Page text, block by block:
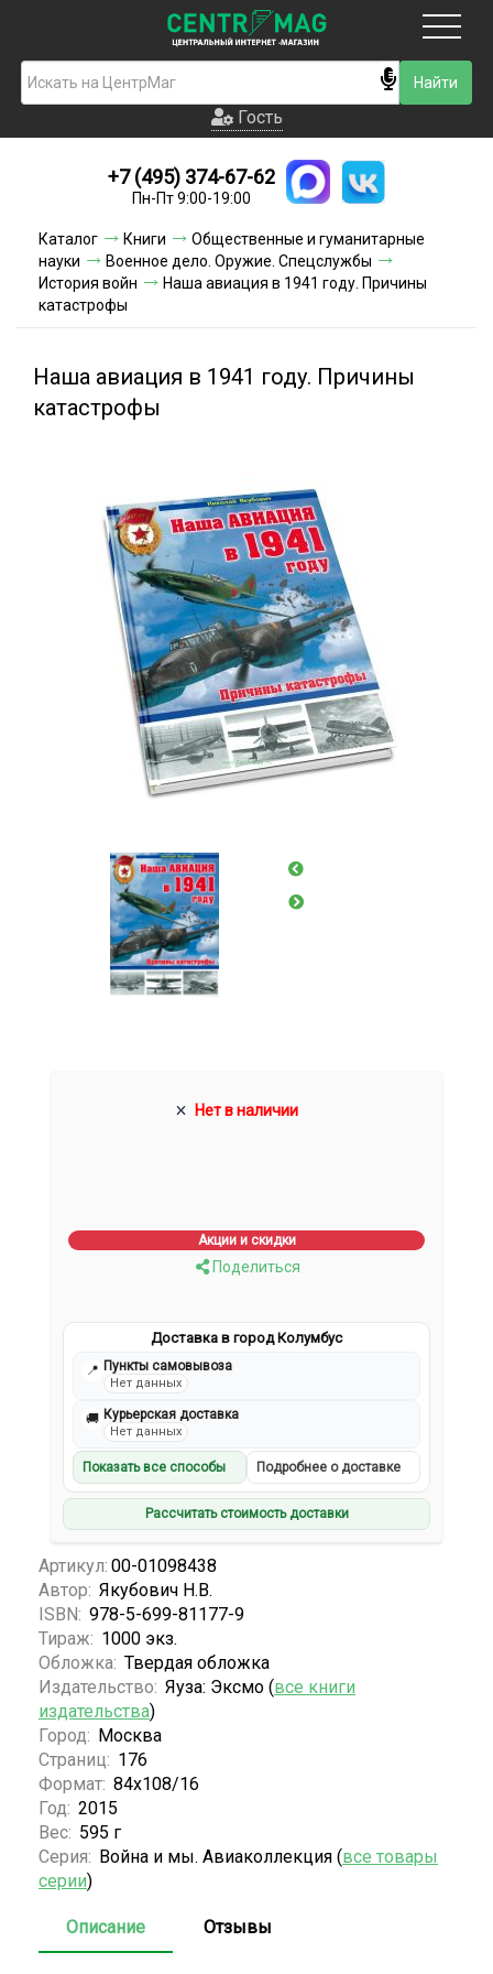
Гость
Новинки
Условия доставки
Условия оплаты
Акции и скидки
Гость
+7 (495) 374-67-62
Пн-Пт 9:00-19:00
Каталог Книги
Общественные и гуманитарные
науки
Военное дело. Оружие. Спецслужбы
История войн
Наша авиация в 1941 году. Причины
катастрофы
Наша авиация в 1941 году. Причины
катастрофы
Нет в наличии
Акции и скидки
Поделиться
Доставка в город Колумбус
📍 Пункты самовывоза
Нет данных
🚚 Курьерская доставка
Нет данных
Показать все способы Подробнее о доставке
Рассчитать стоимость доставки
Артикул: 00-01098438
Автор: Якубович Н.В.
ISBN: 978-5-699-81177-9
Тираж: 1000 экз.
Обложка: Твердая обложка
Издательство: Яуза: Эксмо (все книги
издательства)
Город: Москва
Страниц: 176
Формат: 84x108/16
Год: 2015
Вес: 595 г
Серия: Война и мы. Авиаколлекция (все товары
серии)
Описание Отзывы